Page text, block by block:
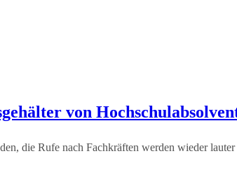
von
die Rufe nach Fachkräften werden wieder